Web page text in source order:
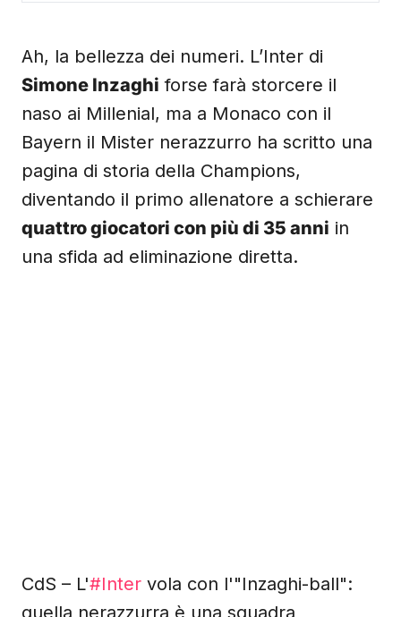
Ah, la bellezza dei numeri. L’Inter di
Simone Inzaghi forse farà storcere il
naso ai Millenial, ma a Monaco con il
Bayern il Mister nerazzurro ha scritto una
pagina di storia della Champions,
diventando il primo allenatore a schierare
quattro giocatori con più di 35 anni in
una sfida ad eliminazione diretta.
CdS – L'#Inter vola con l'"Inzaghi-ball":
quella nerazzurra è una squadra